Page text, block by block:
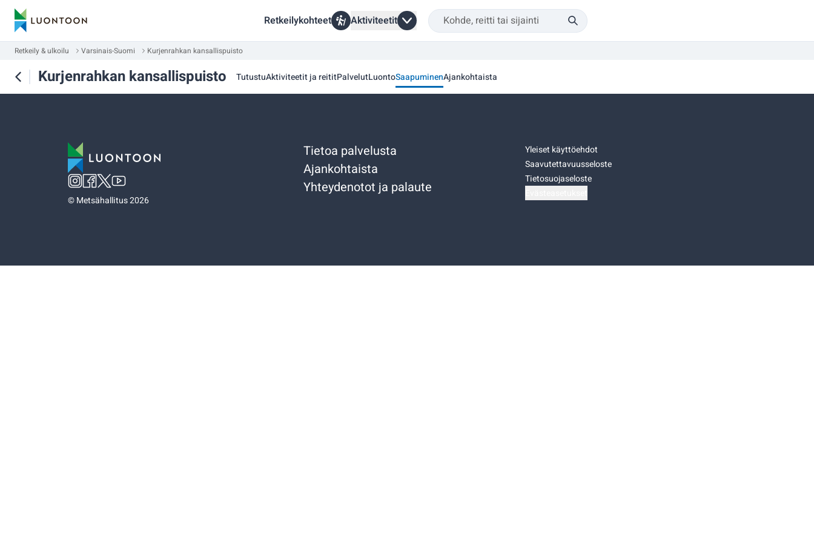
Retkeilykohteet Aktiviteetit
Retkeily & ulkoilu Varsinais-Suomi Kurjenrahkan kansallispuisto
Kurjenrahkan kansallispuisto TutustuAktiviteetit ja reititPalvelutLuontoSaapuminenAjankohtaista
©Metsähallitus 2026
Tietoa palvelusta
Ajankohtaista
Yhteydenotot ja palaute
Yleiset käyttöehdot
Saavutettavuusseloste
Tietosuojaseloste